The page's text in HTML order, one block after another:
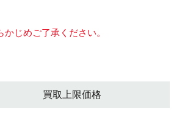
じめご了承ください。
買取上限価格